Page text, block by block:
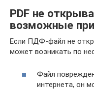
PDF не
возможные
Если ПДФ-файл не
может возникать по
Файл
интернета, он